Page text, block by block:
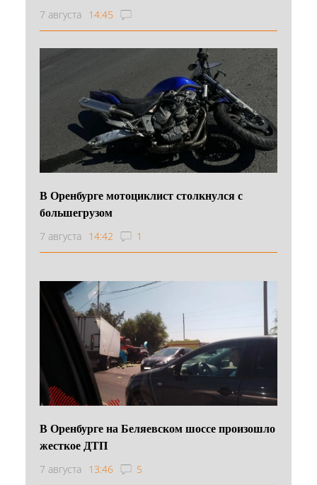
7 августа 14:45
В Оренбурге мотоциклист столкнулся с
большегрузом
7 августа 14:42 1
В Оренбурге на Беляевском шоссе произошло
жесткое ДТП
7 августа 13:46 5